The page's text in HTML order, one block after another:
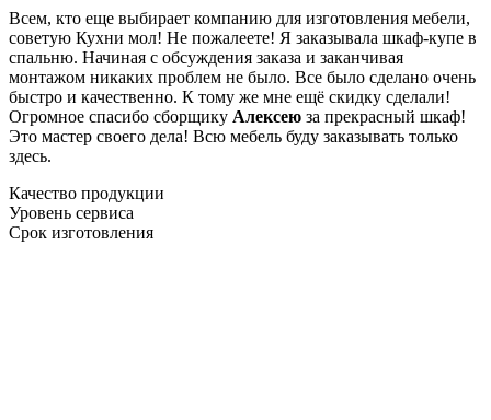
Всем, кто еще выбирает компанию для изготовления мебели,
советую Кухни мол! Не пожалеете! Я заказывала шкаф-купе в
спальню. Начиная с обсуждения заказа и заканчивая
монтажом никаких проблем не было. Все было сделано очень
быстро и качественно. К тому же мне ещё скидку сделали!
Огромное спасибо сборщику Алексею за прекрасный шкаф!
Это мастер своего дела! Всю мебель буду заказывать только
здесь.
Качество продукции
Уровень сервиса
Срок изготовления